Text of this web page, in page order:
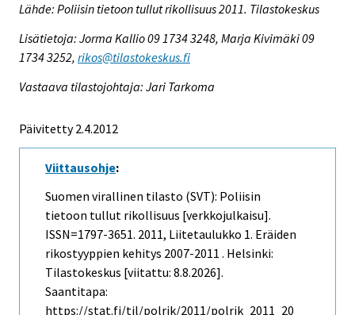
Lähde: Poliisin tietoon tullut rikollisuus 2011. Tilastokeskus
Lisätietoja: Jorma Kallio 09 1734 3248, Marja Kivimäki 09
1734 3252, rikos@tilastokeskus.fi
Vastaava tilastojohtaja: Jari Tarkoma
Päivitetty 2.4.2012
Viittausohje:
Suomen virallinen tilasto (SVT): Poliisin
tietoon tullut rikollisuus [verkkojulkaisu].
ISSN=1797-3651. 2011, Liitetaulukko 1. Eräiden
rikostyyppien kehitys 2007-2011 . Helsinki:
Tilastokeskus [viitattu: 8.8.2026].
Saantitapa:
https://stat.fi/til/polrik/2011/polrik_2011_20